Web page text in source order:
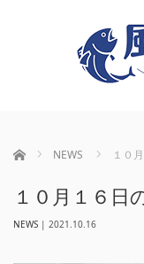
ホーム NEWS １０
１０月１６日
NEWS | 2021.10.16